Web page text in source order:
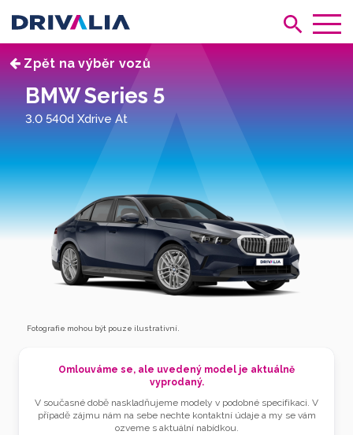
Zpět na výběr vozů
BMW Series 5
3.0 540d Xdrive At
Fotografie mohou být pouze ilustrativní.
Omlouváme se, ale uvedený model je aktuálně
vyprodaný.
V současné době naskladňujeme modely v podobné specifikaci. V
případě zájmu nám na sebe nechte kontaktní údaje a my se vám
ozveme s aktuální nabídkou.